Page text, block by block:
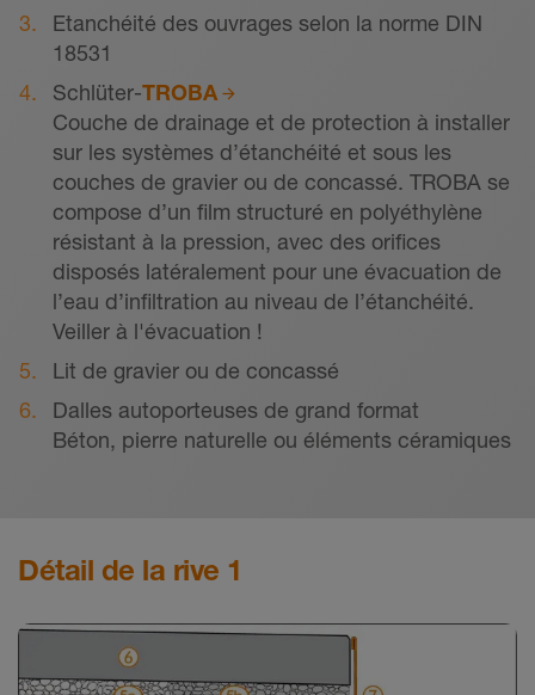
Etanchéité des ouvrages selon la norme DIN
18531
Schlüter-TROBA
Couche de drainage et de protection à installer
sur les systèmes d’étanchéité et sous les
couches de gravier ou de concassé. TROBA se
compose d’un ﬁlm structuré en polyéthylène
résistant à la pression, avec des oriﬁces
disposés latéralement pour une évacuation de
l’eau d’inﬁltration au niveau de l’étanchéité.
Veiller à l'évacuation !
Lit de gravier ou de concassé
Dalles autoporteuses de grand format
Béton, pierre naturelle ou éléments céramiques
Détail de la rive 1